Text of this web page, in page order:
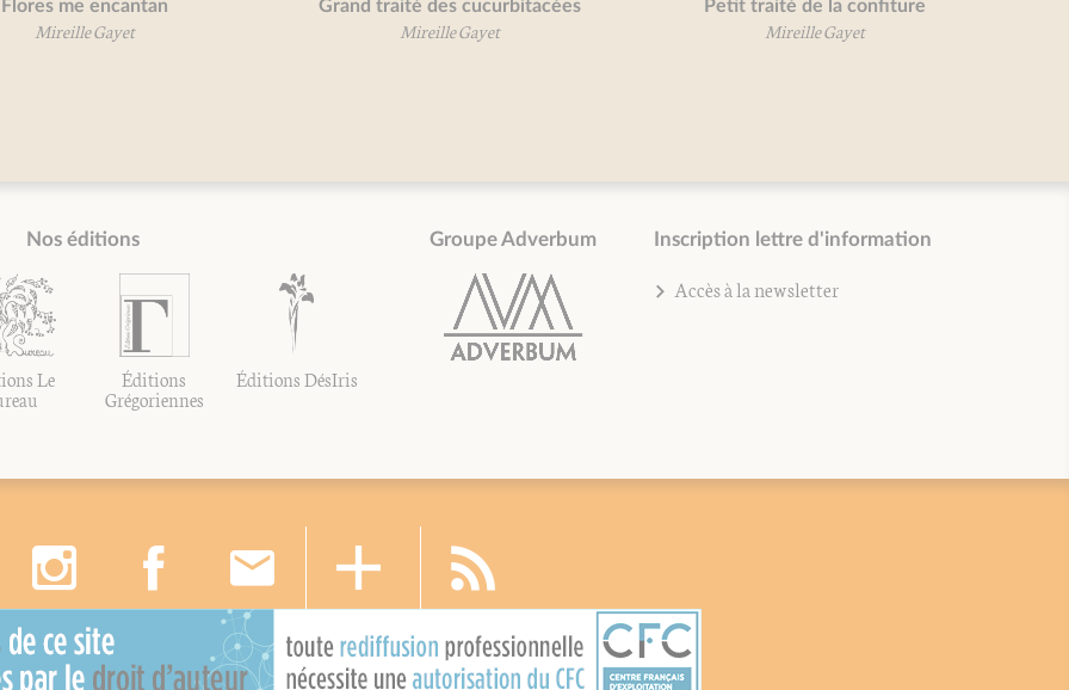
Grand traité des cucurbitacées Petit traité de la confiture
Nos éditions
Le Éditions
Grégoriennes
Éditions DésIris
Groupe Adverbum Inscription lettre d'information
Accès à la newsletter